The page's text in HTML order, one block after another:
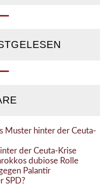
Muster hinter der Ceuta-
der Ceuta-Krise
dubiose Rolle
Palantir
SPD?